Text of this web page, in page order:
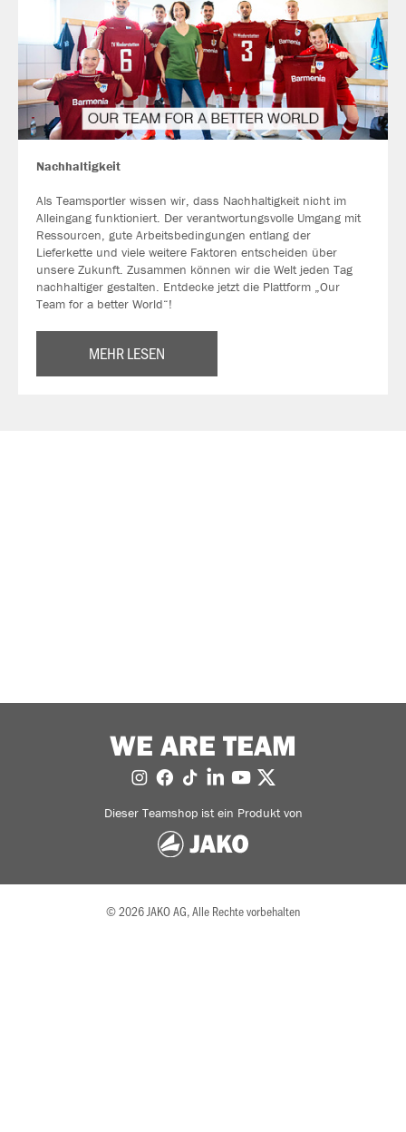
Nachhaltigkeit
Als Teamsportler wissen wir, dass Nachhaltigkeit nicht im
Alleingang funktioniert. Der verantwortungsvolle Umgang mit
Ressourcen, gute Arbeitsbedingungen entlang der
Lieferkette und viele weitere Faktoren entscheiden über
unsere Zukunft. Zusammen können wir die Welt jeden Tag
nachhaltiger gestalten. Entdecke jetzt die Plattform „Our
Team for a better World“!
MEHR LESEN
WE ARE TEAM
Dieser Teamshop ist ein Produkt von
© 2026 JAKO AG, Alle Rechte vorbehalten